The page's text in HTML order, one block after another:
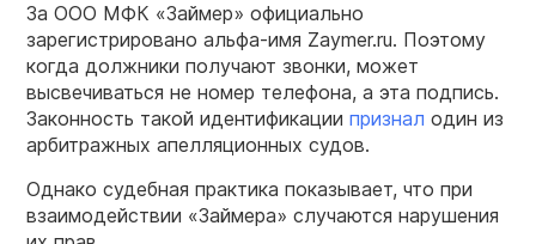
За ООО МФК «Займер» официально
зарегистрировано альфа-имя Zaymer.ru. Поэтому
когда должники получают звонки, может
высвечиваться не номер телефона, а эта подпись.
Законность такой идентификации признал один из
арбитражных апелляционных судов.
Однако судебная практика показывает, что при
взаимодействии «Займера» случаются нарушения